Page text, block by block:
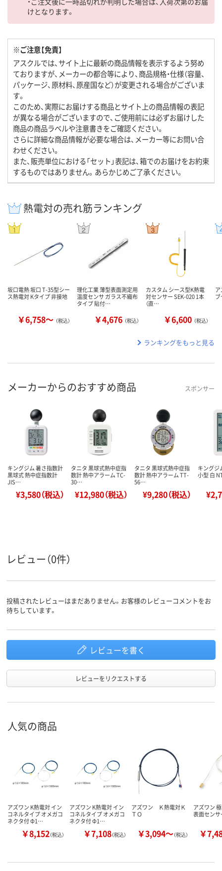
けとなります。
※ご注意【免責】
アスクルでは、サイト上に最新の商品情報を表示するよう努め
ておりますが、メーカーの都合等により、商品規格・仕様（容量、
パッケージ、原材料、原産国など）が変更される場合がございま
す。
このため、実際にお届けする商品とサイト上の商品情報の表記
が異なる場合がございますので、ご使用前には必ずお届けした
商品の商品ラベルや注意書きをご確認ください。
さらに詳細な商品情報が必要な場合は、メーカー等にお問い合
わせください。
また、販売単位における「セット」表記は、箱でのお届けをお約束
するものではありません。あらかじめご了承ください。
熱電対の売れ筋ランキング
坂口電熱 坂口 T-35型シー
ス熱電対 Kタイプ 非接地
￥6,758～ （税込）
理化工業 薄型表面測定用
温度センサ ガラス不織布
タイプ 貼付…
￥4,676 （税込）
カスタム シース型K熱電
対センサー SEK-020 1本
（直…
￥6,600 （税込）
ランキングをもっと見る
メーカーからのおすすめ商品 スポンサー
キングジム 暑さ指数計
黒球式 熱中症指数計
JIS…
¥3,580（税込）
タニタ 黒球式熱中症指
数計 熱中アラーム TC-
30…
¥12,980（税込）
タニタ 黒球式熱中症指
数計 熱中アラーム TT-
56…
¥9,280（税込）
キングジ
小型 白
レビュー（0件）
投稿されたレビューはまだありません。お客様のレビューコメントをお
待ちしています。
レビューを書く
レビューをリクエストする
人気の商品
アズワン K熱電対 イン
コネルタイプ オメガコ
ネクタ付 Φ1…
￥8,152（税込）
アズワン K熱電対 イン
コネルタイプ オメガコ
ネクタ付 Φ1…
￥7,108（税込）
アズワン Ｋ熱電対Ｋ
ＴＯ
￥3,094～（税込）
アズワン
表面センサ
￥